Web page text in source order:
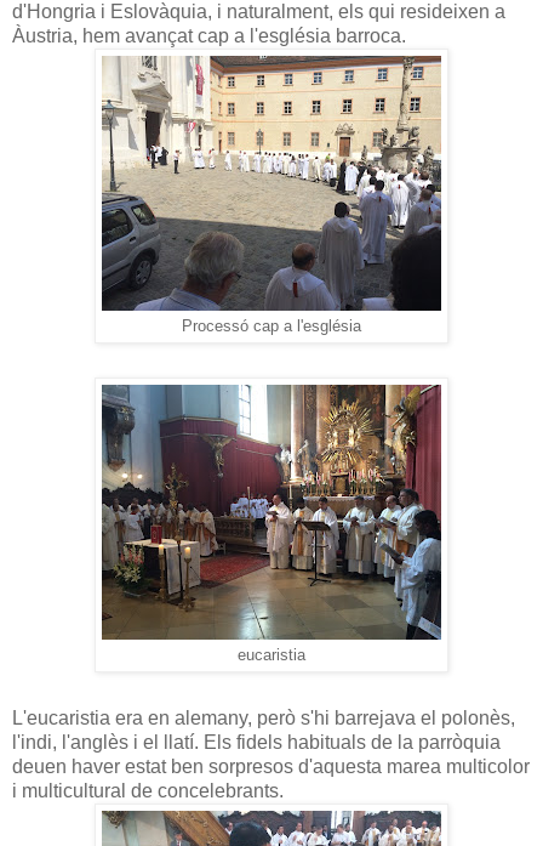
d'Hongria i Eslovàquia, i naturalment, els qui resideixen a
Àustria, hem avançat cap a l'església barroca.
Processó cap a l'església
eucaristia
L'eucaristia era en alemany, però s'hi barrejava el polonès,
l'indi, l'anglès i el llatí. Els fidels habituals de la parròquia
deuen haver estat ben sorpresos d'aquesta marea multicolor
i multicultural de concelebrants.